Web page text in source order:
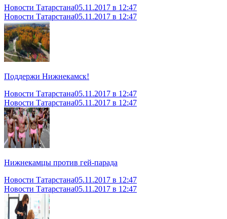
Новости Татарстана05.11.2017 в 12:47
Новости Татарстана05.11.2017 в 12:47
Поддержи Нижнекамск!
Новости Татарстана05.11.2017 в 12:47
Новости Татарстана05.11.2017 в 12:47
Нижнекамцы против гей-парада
Новости Татарстана05.11.2017 в 12:47
Новости Татарстана05.11.2017 в 12:47